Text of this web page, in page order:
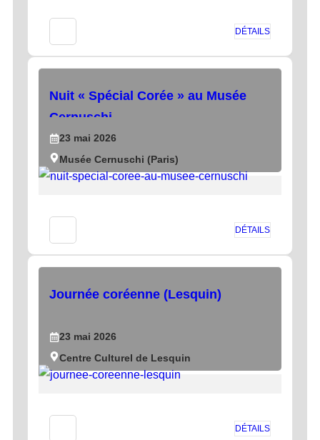
DÉTAILS
Nuit « Spécial Corée » au Musée
Cernuschi
23 mai 2026
Musée Cernuschi (Paris)
DÉTAILS
Journée coréenne (Lesquin)
23 mai 2026
Centre Culturel de Lesquin
DÉTAILS